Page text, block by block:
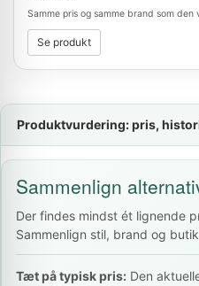
Samme pris og samme brand som den
Se produkt
Produktvurdering: pris,
Sammenlign
Der findes mindst ét lignende
Sammenlign stil, brand og
Tæt på typisk pris: Den